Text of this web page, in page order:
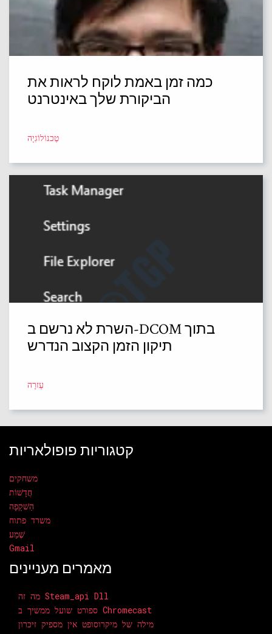
כמה זמן באמת לוקח לראות את
הביקורת שלך באינטרנט
טֶכנוֹלוֹגִיָה
השרת לא נרשם ב-DCOM בתוך
תיקון הזמן הקצוב הנדרש
עֶזרָה
קטגוריות פופולאריות
משחקים
חֲדָשׁוֹת
הַשׁקָפָה
משרד פתוח
שֶׁמַע
Gmail
מאמרים מעניינים
מה זה Steam_api Dll
ספורט שועל ממשיך ב Chromecast
מילה של מיקרוסופט אין מספיק זיכרון